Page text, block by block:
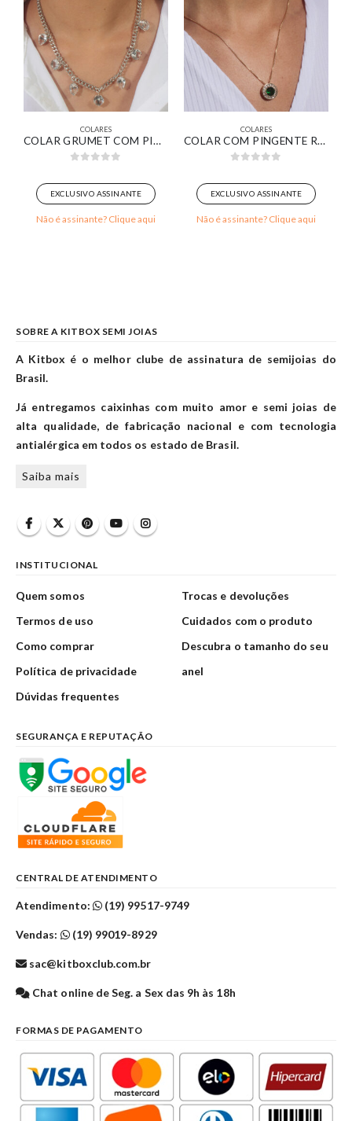
COLARES
COLAR GRUMET COM PINGENTES DE GOTAS E REDONDOS COM ZIRCÔNIAS CRISTAIS BANHADO EM OURO BRANCO
EXCLUSIVO ASSINANTE
Não é assinante? Clique aqui
COLARES
COLAR COM PINGENTE REDONDO ZIRCÔNIA ESMERALDA BANHADA EM OURO 18K
EXCLUSIVO ASSINANTE
Não é assinante? Clique aqui
SOBRE A KITBOX SEMI JOIAS
A Kitbox é o melhor clube de assinatura de semijoias do
Brasil.
Já entregamos caixinhas com muito amor e semi joias de
alta qualidade, de fabricação nacional e com tecnologia
antialérgica em todos os estado de Brasil.
Saiba mais
INSTITUCIONAL
Quem somos
Termos de uso
Como comprar
Política de privacidade
Dúvidas frequentes
Trocas e devoluções
Cuidados com o produto
Descubra o tamanho do seu
anel
SEGURANÇA E REPUTAÇÃO
CENTRAL DE ATENDIMENTO
Atendimento: (19) 99517-9749
Vendas: (19) 99019-8929
sac@kitboxclub.com.br
Chat online de Seg. a Sex das 9h às 18h
FORMAS DE PAGAMENTO